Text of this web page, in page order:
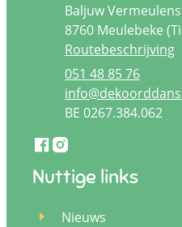
AdresBaljuw
,8760 Meulebeke
Routebeschrijving
051 48 85 76
E-mailinfo@
BTW nr.BE 0267.384.062
Facebook
Instagram
Nuttige links
Nieuws